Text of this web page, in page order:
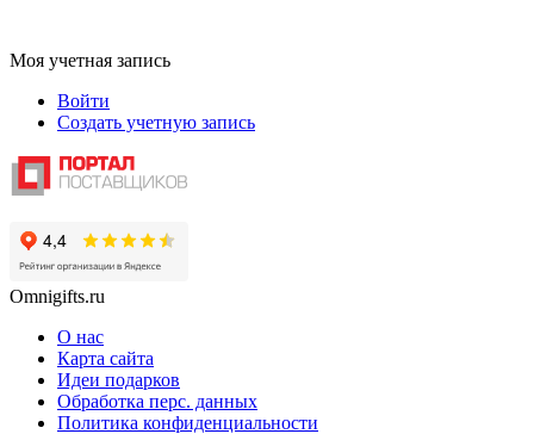
Моя учетная запись
Войти
Создать учетную запись
Omnigifts.ru
О нас
Карта сайта
Идеи подарков
Обработка перс. данных
Политика конфиденциальности